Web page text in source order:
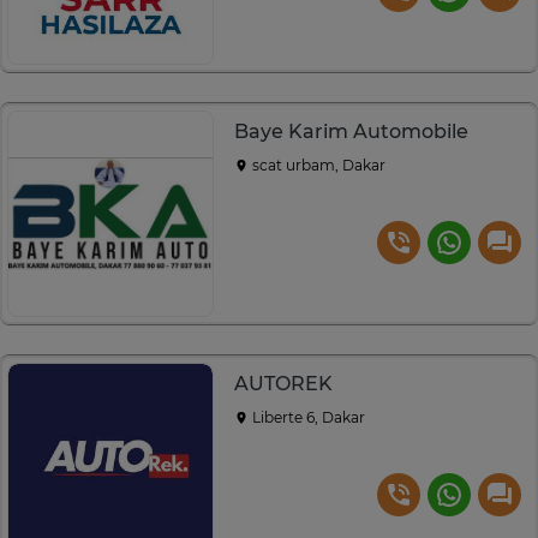
Baye Karim Automobile
scat urbam, Dakar
AUTOREK
Liberte 6, Dakar